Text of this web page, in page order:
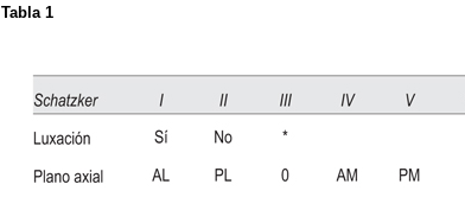
Tabla 1